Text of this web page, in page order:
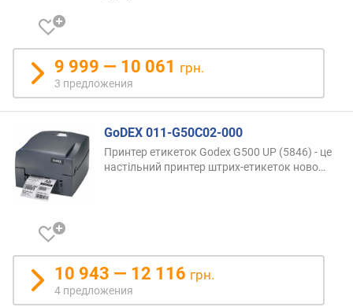
9 999 — 10 061 грн.
3 предложения
GoDEX 011-G50С02-000
Принтер етикеток Godex G500 UP (5846) - це
настільний принтер штрих-етикеток ново…
10 943 — 12 116 грн.
4 предложения